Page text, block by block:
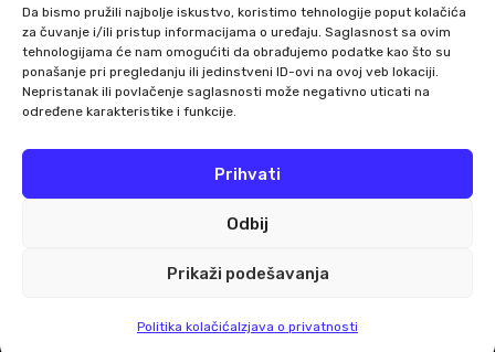
Da bismo pružili najbolje iskustvo, koristimo tehnologije poput kolačića
za čuvanje i/ili pristup informacijama o uređaju. Saglasnost sa ovim
tehnologijama će nam omogućiti da obrađujemo podatke kao što su
ponašanje pri pregledanju ili jedinstveni ID-ovi na ovoj veb lokaciji.
Nepristanak ili povlačenje saglasnosti može negativno uticati na
određene karakteristike i funkcije.
Prihvati
Odbij
Prikaži podešavanja
Politika kolačićaIzjava o privatnosti
>
Pratite nas